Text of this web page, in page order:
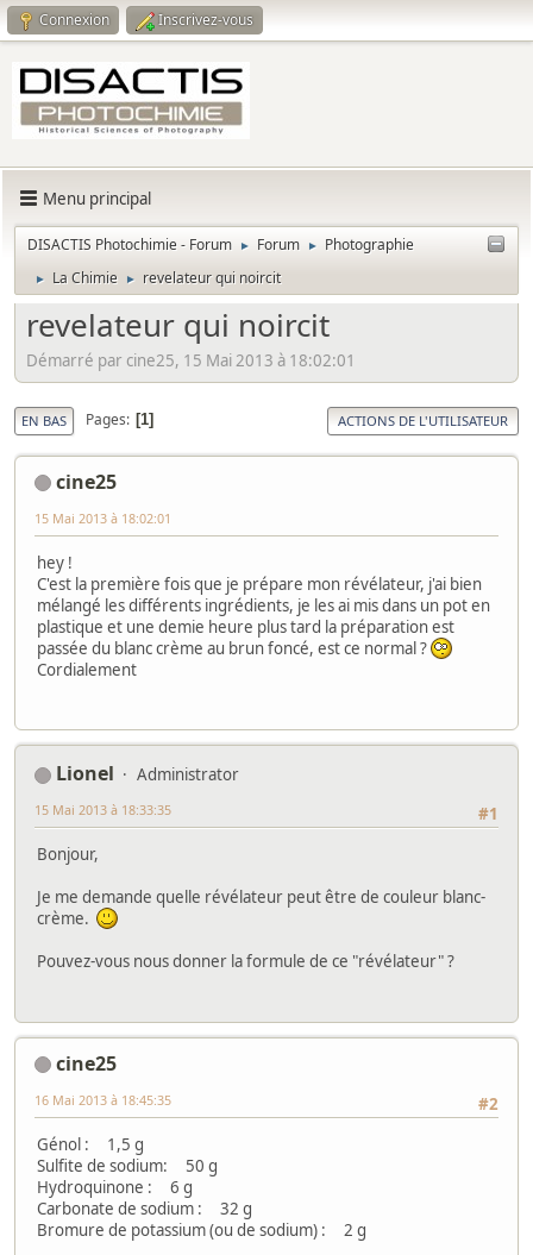
Connexion Inscrivez-vous
Menu principal
DISACTIS Photochimie - Forum ► Forum ► Photographie
► La Chimie ► revelateur qui noircit
revelateur qui noircit
Démarré par cine25, 15 Mai 2013 à 18:02:01
EN BAS Pages 1 ACTIONS DE L'UTILISATEUR
cine25
15 Mai 2013 à 18:02:01
hey !
C'est la première fois que je prépare mon révélateur, j'ai bien
mélangé les différents ingrédients, je les ai mis dans un pot en
plastique et une demie heure plus tard la préparation est
passée du blanc crème au brun foncé, est ce normal ?
Cordialement
Lionel
Administrator
#1
15 Mai 2013 à 18:33:35
Bonjour,
Je me demande quelle révélateur peut être de couleur blanc-
crème.
Pouvez-vous nous donner la formule de ce "révélateur" ?
cine25
#2
16 Mai 2013 à 18:45:35
Génol : 1,5 g
Sulfite de sodium: 50 g
Hydroquinone : 6 g
Carbonate de sodium : 32 g
Bromure de potassium (ou de sodium) : 2 g